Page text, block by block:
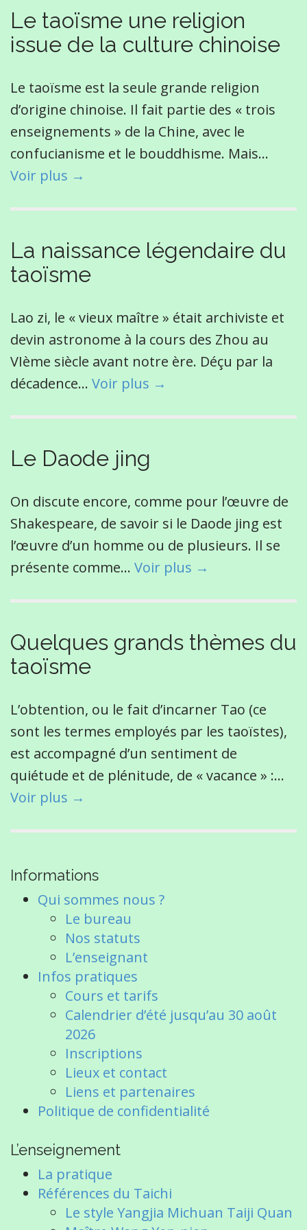
Le taoïsme une religion
issue de la culture chinoise
Le taoïsme est la seule grande religion
d’origine chinoise. Il fait partie des « trois
enseignements » de la Chine, avec le
confucianisme et le bouddhisme. Mais…
Voir plus →
La naissance légendaire du
taoïsme
Lao zi, le « vieux maître » était archiviste et
devin astronome à la cours des Zhou au
VIème siècle avant notre ère. Déçu par la
décadence… Voir plus →
Le Daode jing
On discute encore, comme pour l’œuvre de
Shakespeare, de savoir si le Daode jing est
l’œuvre d’un homme ou de plusieurs. Il se
présente comme… Voir plus →
Quelques grands thèmes du
taoïsme
L’obtention, ou le fait d’incarner Tao (ce
sont les termes employés par les taoïstes),
est accompagné d’un sentiment de
quiétude et de plénitude, de « vacance » :…
Voir plus →
Informations
Qui sommes nous ?
Le bureau
Nos statuts
L’enseignant
Infos pratiques
Cours et tarifs
Calendrier d’été jusqu’au 30 août
2026
Inscriptions
Lieux et contact
Liens et partenaires
Politique de confidentialité
L’enseignement
La pratique
Références du Taichi
Le style Yangjia Michuan Taiji Quan